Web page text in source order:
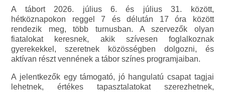
A tábort 2026. július 6. és július 31. között,
hétköznapokon reggel 7 és délután 17 óra között
rendezik meg, több turnusban. A szervezők olyan
fiatalokat keresnek, akik szívesen foglalkoznak
gyerekekkel, szeretnek közösségben dolgozni, és
aktívan részt vennének a tábor színes programjaiban.
A jelentkezők egy támogató, jó hangulatú csapat tagjai
lehetnek, értékes tapasztalatokat szerezhetnek,